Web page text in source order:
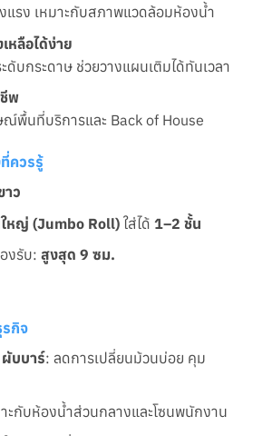
แรง เหมาะกับสภาพแวดล้อมห้องน้ำ
หลือได้ง่าย
ดับกระดาษ ช่วยวางแผนเติมได้ทันเวลา
พ
พื้นที่บริการและ Back of House
ควรรู้
ว
หญ่ (Jumbo Roll)ใส่ได้ 1–2 ชั้น
งรับ: สูงสุด 9 ซม.
รกิจ
บบาร์: ลดการเปลี่ยนม้วนบ่อย คุม
ะกับห้องน้ำส่วนกลางและโซนพนักงาน